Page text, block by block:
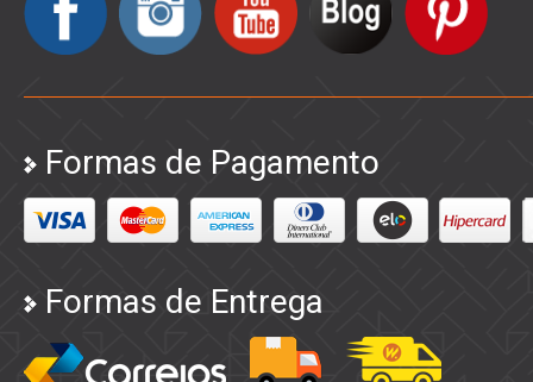
Formas de Pagamento
Formas de Entrega